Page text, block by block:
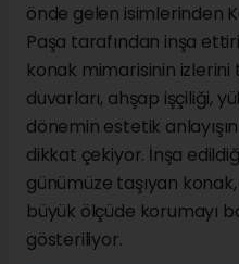
önde gelen isimlerinden
Paşa tarafından inşa
konak mimarisinin izlerini
duvarları, ahşap işçiliği,
dönemin estetik
dikkat çekiyor. İnşa
günümüze taşıyan
büyük ölçüde korumayı
gösteriliyor.